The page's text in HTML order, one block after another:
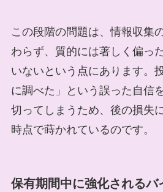
この段階の問題は、情報収集
わらず、質的には著しく偏っ
いないという点にあります。
に調べた」という誤った自信
切ってしまうため、後の損失
時点で蒔かれているのです。
保有期間中に強化されるバ